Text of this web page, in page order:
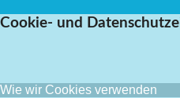
Cookie- und
Wie wir Cookies verwenden